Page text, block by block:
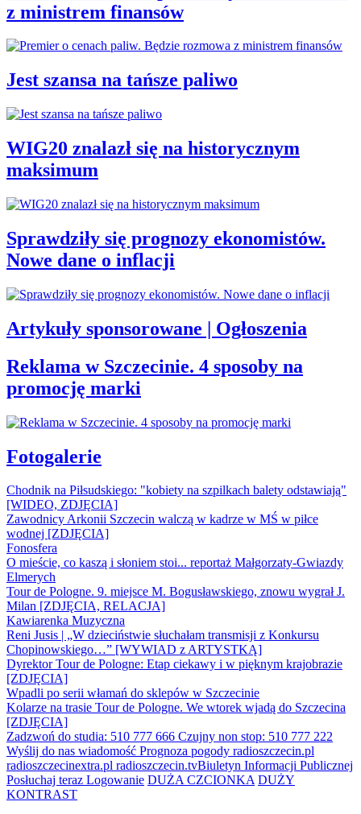
z ministrem finansów
Jest szansa na tańsze paliwo
WIG20 znalazł się na historycznym
maksimum
Sprawdziły się prognozy ekonomistów.
Nowe dane o inflacji
Artykuły sponsorowane | Ogłoszenia
Reklama w Szczecinie. 4 sposoby na
promocję marki
Fotogalerie
Chodnik na Piłsudskiego: "kobiety na szpilkach balety odstawiają"
[WIDEO, ZDJĘCIA]
Zawodnicy Arkonii Szczecin walczą w kadrze w MŚ w piłce
wodnej [ZDJĘCIA]
Fonosfera
O mieście, co kaszą i słoniem stoi... reportaż Małgorzaty-Gwiazdy
Elmerych
Tour de Pologne. 9. miejsce M. Bogusławskiego, znowu wygrał J.
Milan [ZDJĘCIA, RELACJA]
Kawiarenka Muzyczna
Reni Jusis | „W dzieciństwie słuchałam transmisji z Konkursu
Chopinowskiego…” [WYWIAD z ARTYSTKĄ]
Dyrektor Tour de Pologne: Etap ciekawy i w pięknym krajobrazie
[ZDJĘCIA]
Wpadli po serii włamań do sklepów w Szczecinie
Kolarze na trasie Tour de Pologne. We wtorek wjadą do Szczecina
[ZDJĘCIA]
Zadzwoń do studia: 510 777 666 Czujny non stop: 510 777 222
Wyślij do nas wiadomość Prognoza pogody radioszczecin.pl
radioszczecinextra.pl radioszczecin.tvBiuletyn Informacji Publicznej
Posłuchaj teraz Logowanie DUŻA CZCIONKA DUŻY
KONTRAST